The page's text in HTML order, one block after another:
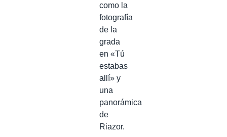
como la
fotografía
de la
grada
en «Tú
estabas
allí» y
una
panorámica
de
Riazor.